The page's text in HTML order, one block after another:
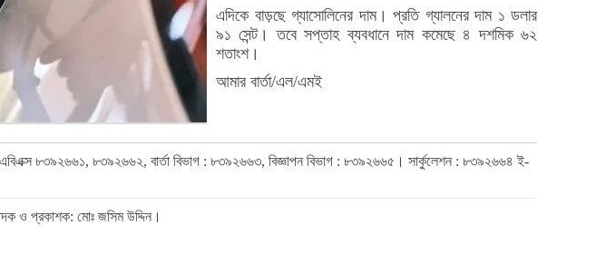
এদিকে বাড়ছে গ্যাসোলিনের দাম। প্রতি গ্যালনের দাম ১ ডলার
৯১ সেন্ট। তবে সপ্তাহ ব্যবধানে দাম কমেছে ৪ দশমিক ৬২
শতাংশ।
আমার বার্তা/এল/এমই
৮৩৯২৬৬১, ৮৩৯২৬৬২, বার্তা বিভাগ : ৮৩৯২৬৬৩, বিজ্ঞাপন বিভাগ : ৮৩৯২৬৬৫। সার্কুলেশন : ৮৩৯২৬৬৪ ই-
ও প্রকাশক: মোঃ জসিম উদ্দিন।